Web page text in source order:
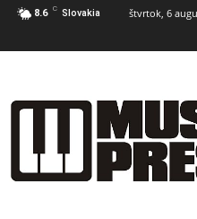
8.6 C Slovakia štvrtok, 6